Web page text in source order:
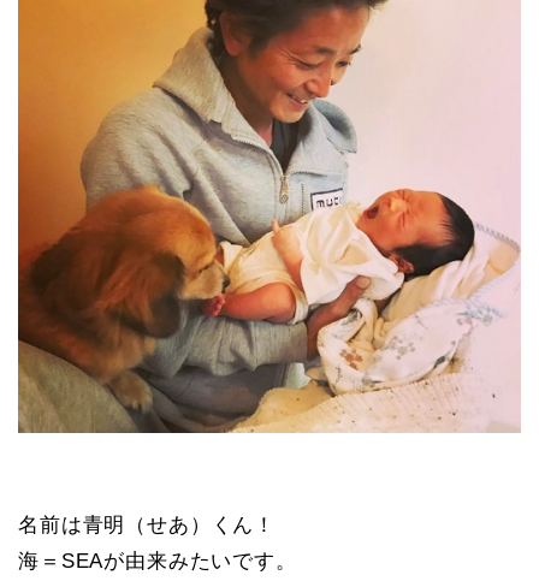
名前は青明（せあ）くん！
海＝SEAが由来みたいです。